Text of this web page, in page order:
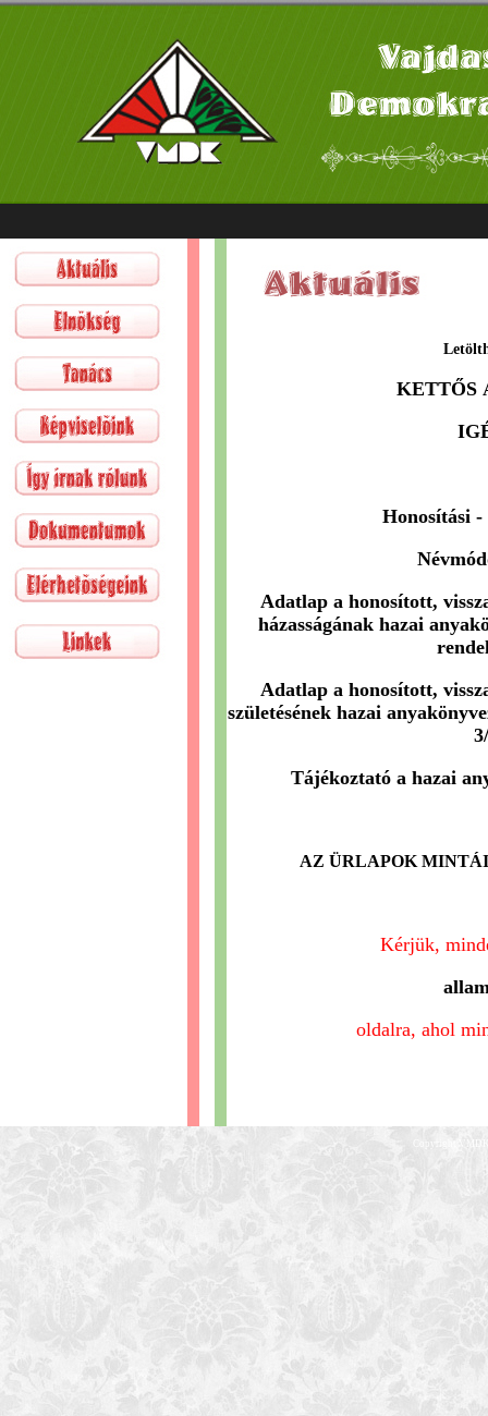
KETTŐS
Honosítási -
Adatlap a honosított,
házasságának hazai
Adatlap a honosított,
születésének hazai
Tájékoztató a hazai
AZ ÜRLAPOK
Kérjük,
oldalra, ahol